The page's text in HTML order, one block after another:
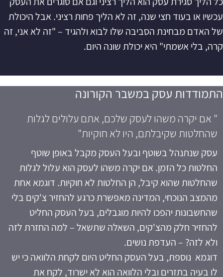
עכשיו או בעוד חצי שנה, זה לא הליך פחות רציני. אבל היכולת
של האדם מבחינת הסביבה שלו לבוא ולהגיד – "זה לא אני, זה
קרה, בלי אשמתי" היא יכולת שונה היום.
התמודדות עסק במשבר הקורונה
" אם יקרה משהו לעסק שלכם, אתם עלולים לגלות
שהחלטות שקיבלתם, היו לא חוקיות"​
עסק שנתנהל בשוטף ובעל העסק מקבל באופן שוטף
החלטות כל הזמן. אם יקרה משהו לעסק הוא עלול לגלות
שהחלטות שהוא קיבל, הן החלטות לא חוקיות. דוגמא אחת
מהמצב הנוכחי, המדינה מאפשרת כרגע להחזיר צ'קים בלי
שהחשבונות יהפכו להיות מוגבלים, בעל העסק החליט
להחזיר חלק מהצ'קים, השאלה שתשאל – למה החזרת לזה
ולא לזה? – העדפת נושים.
דוגמא נוספת, בעל העסק החליט היום לקחת הלוואה כי יש
לו בעיה בתזרים ובלי הלוואה הוא לא ישרוד, לקח את